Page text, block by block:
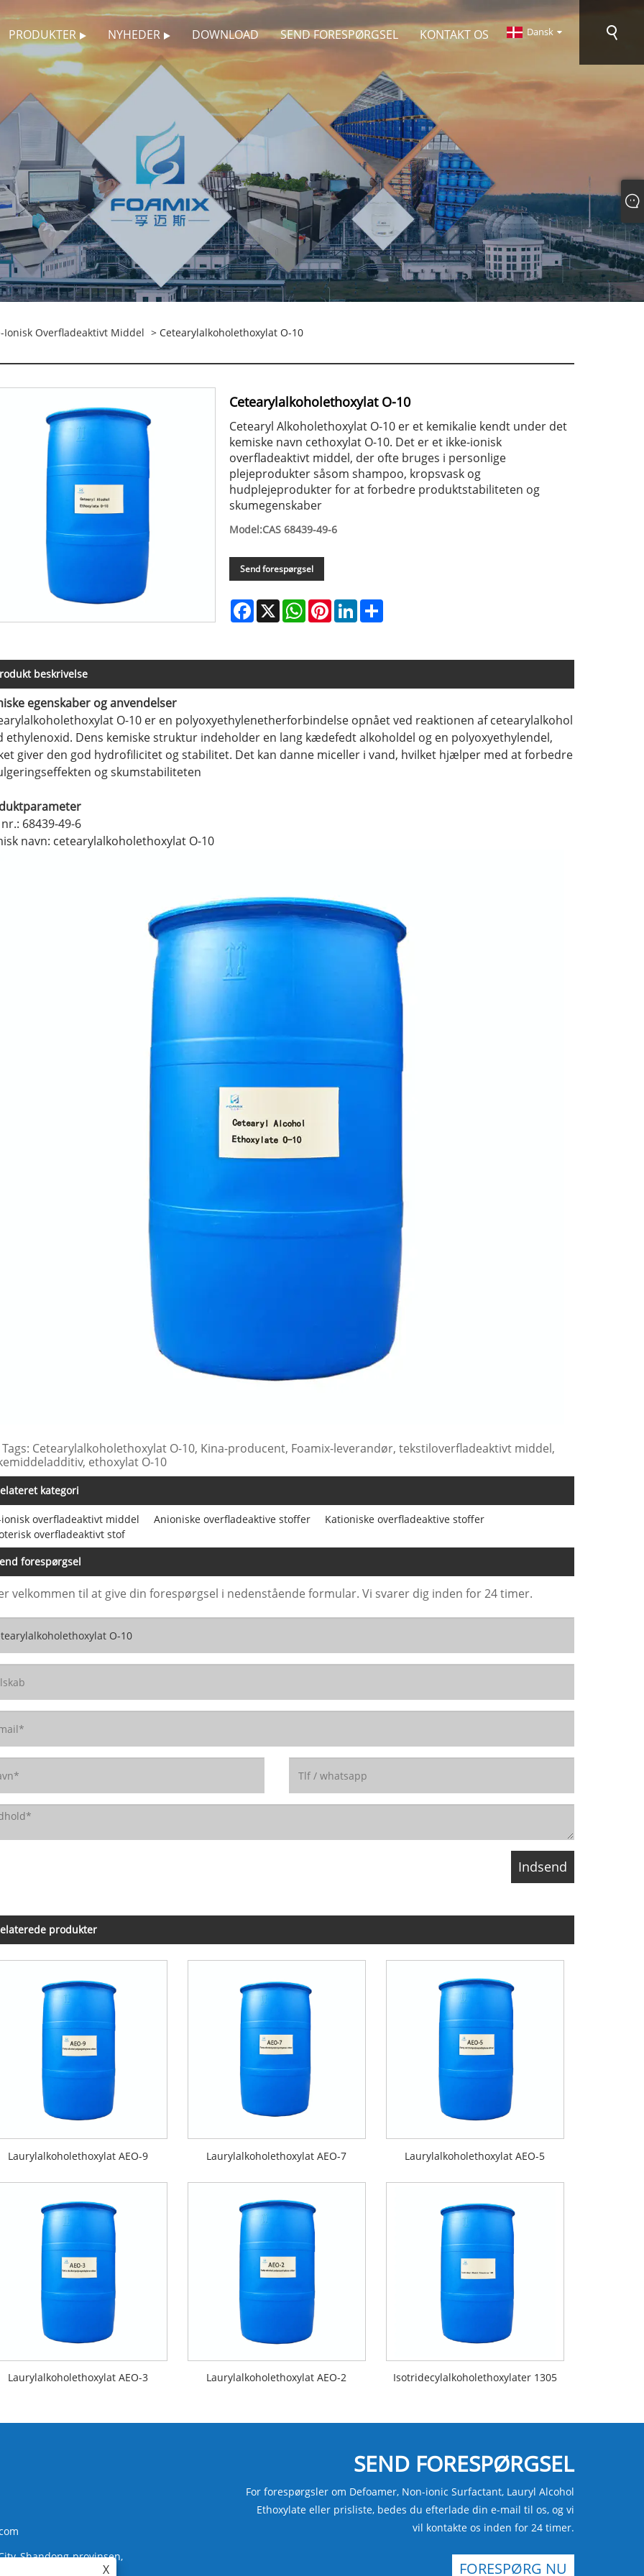
PRODUKTER NYHEDER DOWNLOAD SEND FORESPØRGSEL KONTAKT OS Dansk
Ionisk Overfladeaktivt Middel > Cetearylalkoholethoxylat O-10
Cetearylalkoholethoxylat O-10
‌Cetearyl Alkoholethoxylat O-10‌ er et kemikalie kendt under det
kemiske navn cethoxylat O-10. Det er et ikke-ionisk
overfladeaktivt middel, der ofte bruges i personlige
plejeprodukter såsom shampoo, kropsvask og
hudplejeprodukter for at forbedre produktstabiliteten og
skumegenskaber
Model:CAS 68439-49-6
Send forespørgsel
Facebook
X WhatsAppPinterestLinkedInShare
beskrivelse
egenskaber og anvendelser
O-10 er en polyoxyethylenetherforbindelse opnået ved reaktionen af cetearylalkohol
ethylenoxid. Dens kemiske struktur indeholder en lang kædefedt alkoholdel og en polyoxyethylendel,
giver den god hydrofilicitet og stabilitet. Det kan danne miceller i vand, hvilket hjælper med at forbedre
og skumstabiliteten
68439-49-6
navn: cetearylalkoholethoxylat O-10
Cetearylalkoholethoxylat O-10, Kina-producent, Foamix-leverandør, tekstiloverfladeaktivt middel,
ethoxylat O-10
kategori
ionisk overfladeaktivt middel Anioniske overfladeaktive stoffer
Kationiske overfladeaktive stoffer
overfladeaktivt stof
forespørgsel
velkommen til at give din forespørgsel i nedenstående formular. Vi svarer dig inden for 24 timer.
produkter
Laurylalkoholethoxylat AEO-9 Laurylalkoholethoxylat AEO-7 Laurylalkoholethoxylat AEO-5
Laurylalkoholethoxylat AEO-3 Laurylalkoholethoxylat AEO-2 Isotridecylalkoholethoxylater 1305
Shandong-provinsen,
SEND FORESPØRGSEL
For forespørgsler om Defoamer, Non-ionic Surfactant, Lauryl Alcohol
Ethoxylate eller prisliste, bedes du efterlade din e-mail til os, og vi
vil kontakte os inden for 24 timer.
FORESPØRG NU
X